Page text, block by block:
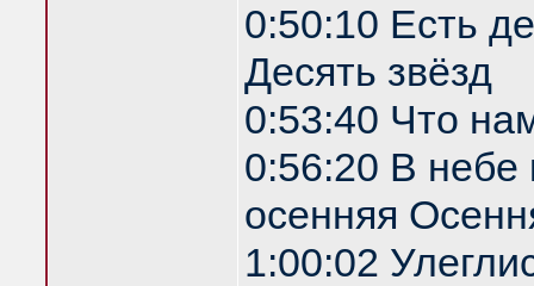
0:50:10 Есть
Десять звёзд
0:53:40 Что
0:56:20 В небе
осенняя
1:00:02